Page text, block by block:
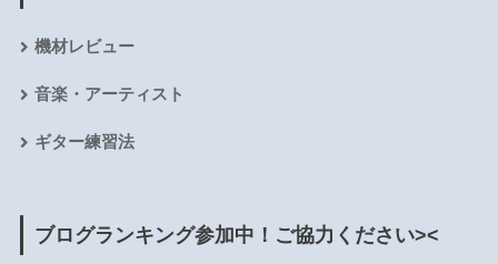
機材レビュー
音楽・アーティスト
ギター練習法
ブログランキング参加中！ご協力ください><